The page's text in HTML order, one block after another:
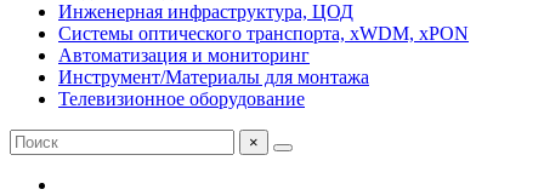
Инженерная инфраструктура, ЦОД
Системы оптического транспорта, xWDM, xPON
Автоматизация и мониторинг
Инструмент/Материалы для монтажа
Телевизионное оборудование
×